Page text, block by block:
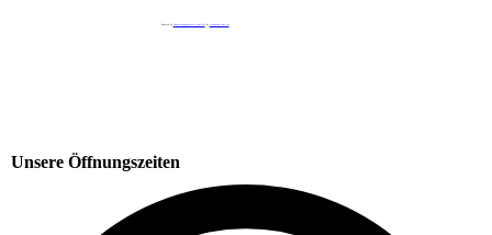
Unsere Öffnungszeiten